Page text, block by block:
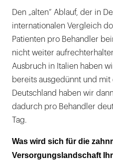
Den „alten“ Ablauf, der in
internationalen Vergleich
Patienten pro Behandler
nicht weiter
Ausbruch in Italien haben
bereits ausgedünnt und
Deutschland haben wir
dadurch pro Behandler
Tag.
Was wird sich für die
Versorgungslandschaft